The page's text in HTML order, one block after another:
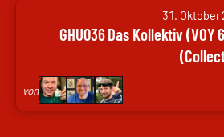
Wolf
|
31. Oktober
GHU036 Das Kollektiv (VOY
von
Codenaga,
Nils